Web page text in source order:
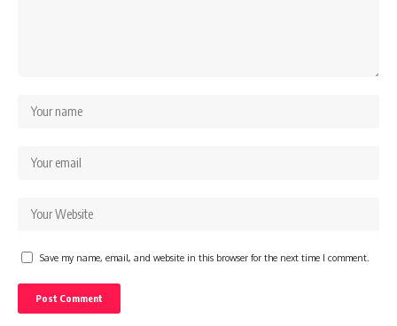
Save my name, email, and website in this browser for the next time I comment.